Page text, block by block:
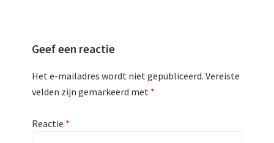
Geef een reactie
Het e-mailadres wordt niet gepubliceerd. Vereiste
velden zijn gemarkeerd met *
Reactie *